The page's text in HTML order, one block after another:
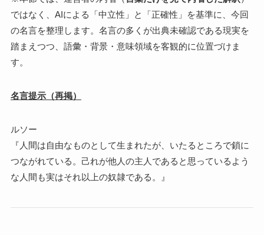
ではなく、AIによる「中立性」と「正確性」を基準に、今回
の名言を整理します。名言の多くが出典未確認である現実を
踏まえつつ、語彙・背景・意味領域を客観的に位置づけま
す。
名言提示（再掲）
ルソー
『人間は自由なものとして生まれたが、いたるところで鎖に
つながれている。己れが他人の主人であると思っているよう
な人間も実はそれ以上の奴隷である。』